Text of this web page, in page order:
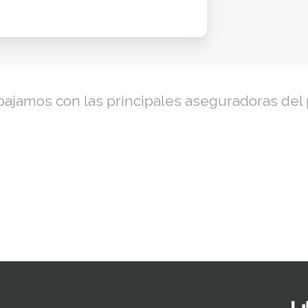
con las principales aseguradoras del